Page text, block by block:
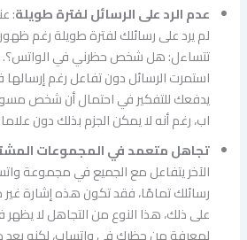
عدم الرد على الرسائل لفترة طويلة:
لم يرد على رسائلك لفترة طويلة رغم
تتساءل: هل شخص حظرني في الواتس؟.
استمرت الرسائل دون تفاعل رغم
يدفعك للتفكير في احتمال أن شخص
اب، رغم أنه لا يمكن الجزم بذلك دون
تجاهل متعمد في المجموعات
الآخر يتفاعل مع الجميع في مجموعة
رسائلك تمامًا، فقد تكون هذه إشارة
على ذلك، هذا النوع من التجاهل لا يظهر
لمعرفة من حظرك في واتساب، لكنه